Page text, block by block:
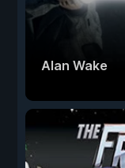
Alan Wake